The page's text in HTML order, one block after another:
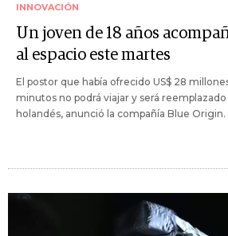
INNOVACIÓN
Un joven de 18 años
al espacio este martes
El postor que había ofrecido US$ 28
minutos no podrá viajar y será
holandés, anunció la compañía Blue Origin.